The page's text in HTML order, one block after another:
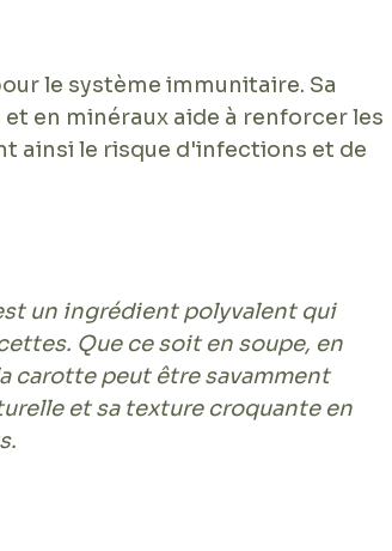
le système immunitaire. Sa
en minéraux aide à renforcer les
ainsi le risque d'infections et de
un ingrédient polyvalent qui
Que ce soit en soupe, en
carotte peut être savamment
et sa texture croquante en